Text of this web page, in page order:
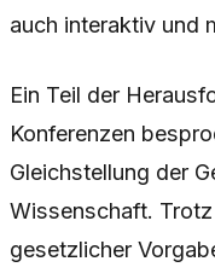
auch interaktiv und
Ein Teil der
Konferenzen
Gleichstellung der
Wissenschaft.
gesetzlicher